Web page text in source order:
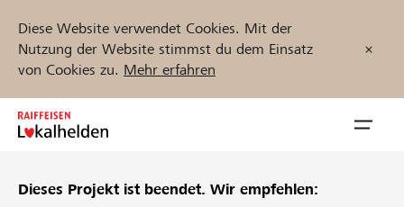
Diese Website verwendet Cookies. Mit der
Nutzung der Website stimmst du dem Einsatz
von Cookies zu. Mehr erfahren
Zum
Inhalt
Dieses Projekt ist beendet. Wir empfehlen: